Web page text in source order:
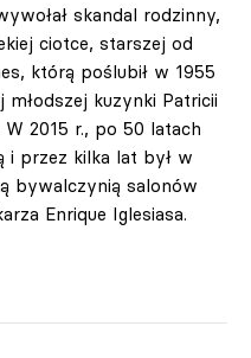
skandal rodzinny,
ciotce, starszej od
którą poślubił w 1955
młodszej kuzynki Patricii
2015 r., po 50 latach
i przez kilka lat był w
bywalczynią salonów
Enrique Iglesiasa.